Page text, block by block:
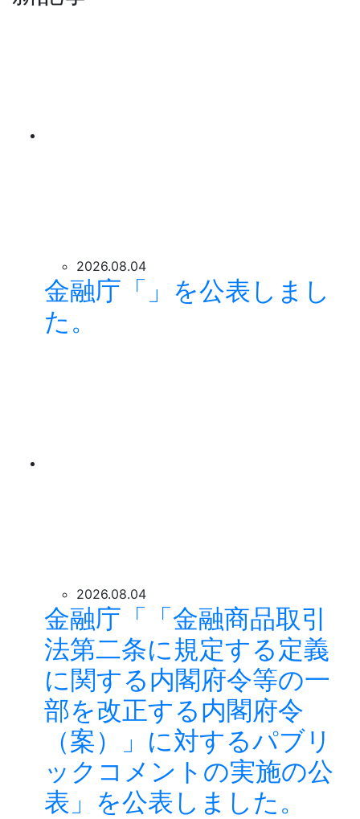
2026.08.04
金融庁「」を公表しまし
た。
2026.08.04
金融庁「「金融商品取引
法第二条に規定する定義
に関する内閣府令等の一
部を改正する内閣府令
（案）」に対するパブリ
ックコメントの実施の公
表」を公表しました。